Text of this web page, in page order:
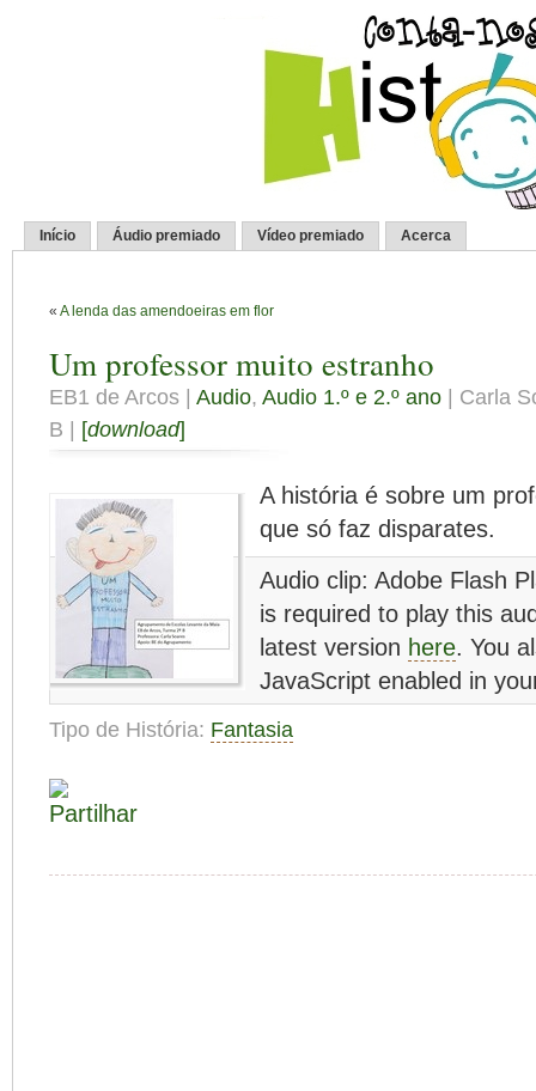
Início Áudio premiado Vídeo premiado Acerca
« A lenda das amendoeiras em flor
Um professor muito estranho
EB1 de Arcos | Audio, Audio 1.º e 2.º ano | Carla
B | [download]
A história é sobre um
que só faz disparates.
Audio clip: Adobe Flash
is required to play this
latest version here. You
JavaScript enabled in
Tipo de História: Fantasia